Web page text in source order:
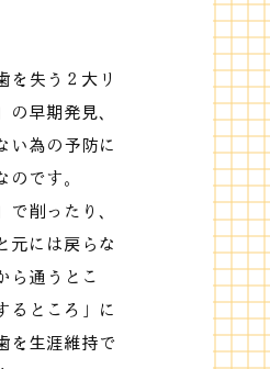
を失う２大リ
の早期発見、
い為の予防に
のです。
削ったり、
元には戻らな
ら通うとこ
るところ」に
を生涯維持で